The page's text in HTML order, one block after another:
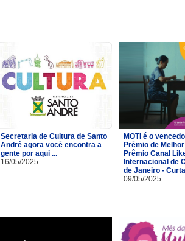
Secretaria de Cultura de Santo
André agora você encontra a
gente por aqui ...
16/05/2025
MOTI é o
Prêmio de
Prêmio Canal
Internacional de
de Janeiro -
09/05/2025